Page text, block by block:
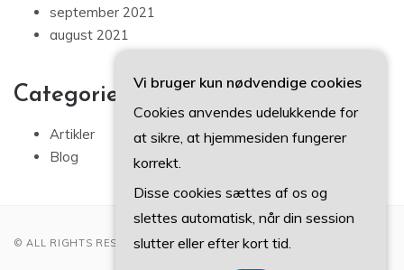
september 2021
august 2021
Categories
Artikler
Blog
© ALL RIGHTS RESERVED 2022
Vi bruger kun nødvendige cookies
Cookies anvendes udelukkende for
at sikre, at hjemmesiden fungerer
korrekt.
Disse cookies sættes af os og
slettes automatisk, når din session
slutter eller efter kort tid.